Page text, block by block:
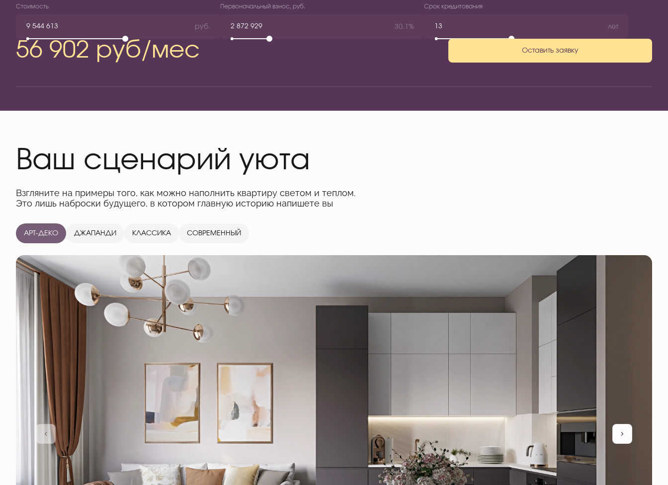
Стоимость
руб.
Первоначальный взнос, руб.
30.1%
Срок кредитования
лет
56 902 руб/мес Оставить заявку
Ваш сценарий уюта
Взгляните на примеры того, как можно наполнить квартиру светом и теплом.
Это лишь наброски будущего, в котором главную историю напишете вы
АРТ-ДЕКО ДЖАПАНДИ КЛАССИКА СОВРЕМЕННЫЙ